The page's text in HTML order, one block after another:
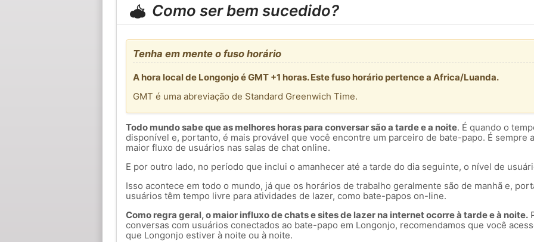
Como ser bem sucedido?
Tenha em mente o fuso horário
A hora local de Longonjo é GMT +1 horas. Este fuso horário pertence a Africa/Luanda.
GMT é uma abreviação de Standard Greenwich Time.
Todo mundo sabe que as melhores horas para conversar são a tarde e a noite. É quando o
disponível e, portanto, é mais provável que você encontre um parceiro de bate-papo. É sempre
maior fluxo de usuários nas salas de chat online.
E por outro lado, no período que inclui o amanhecer até a tarde do dia seguinte, o nível de
Isso acontece em todo o mundo, já que os horários de trabalho geralmente são de manhã e,
usuários têm tempo livre para atividades de lazer, como bate-papos on-line.
Como regra geral, o maior influxo de chats e sites de lazer na internet ocorre à tarde e à noite.
conversas com usuários conectados ao bate-papo em Longonjo, recomendamos que você
que Longonjo estiver à noite ou à noite.